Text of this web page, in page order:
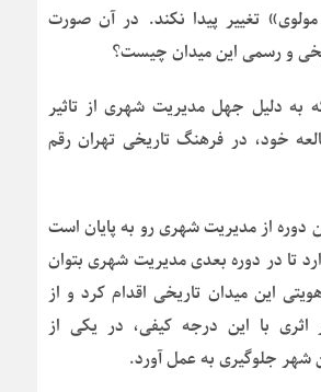
تغییر پیدا نکند. در آن صورت
و رسمی این میدان چیست؟
به دلیل جهل مدیریت شهری از تاثیر
خود، در فرهنگ تاریخی تهران رقم
دوره از مدیریت شهری رو به پایان است
تا در دوره بعدی مدیریت شهری بتوان
این میدان تاریخی اقدام کرد و از
اثری با این درجه کیفی، در یکی از
شهر جلوگیری به عمل آورد.